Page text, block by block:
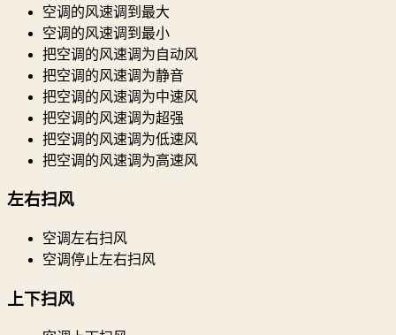
空调的风速调到最大
空调的风速调到最小
把空调的风速调为自动风
把空调的风速调为静音
把空调的风速调为中速风
把空调的风速调为超强
把空调的风速调为低速风
把空调的风速调为高速风
左右扫风
空调左右扫风
空调停止左右扫风
上下扫风